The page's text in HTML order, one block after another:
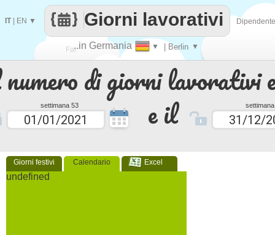
di giorni lavorativi
settimana 53 e il
Giorni festivi Calendario Excel
undefined
Fai
contare
..in Germania ▼ | Berlin ▼
Giorni lavorativi
IT| EN ▼